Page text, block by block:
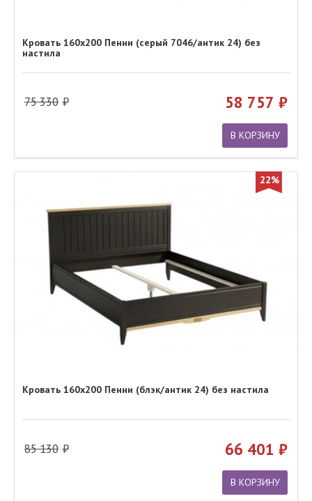
Кровать 160х200 Пенни (серый 7046/антик 24) без
настила
75 330 58 757
В КОРЗИНУ
22%
Кровать 160х200 Пенни (блэк/антик 24) без настила
85 130 66 401
В КОРЗИНУ